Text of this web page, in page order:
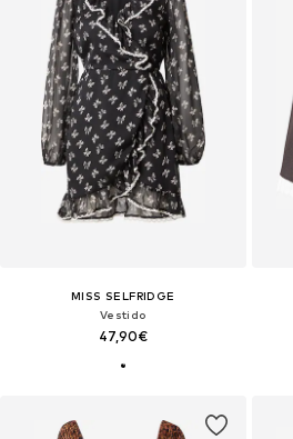
MISS SELFRIDGE
Vestido
47,90€